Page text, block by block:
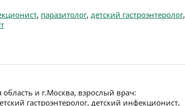
, паразитолог, детский гастроэнтеролог,
и г.Москва, взрослый врач:
гастроэнтеролог, детский инфекционист,